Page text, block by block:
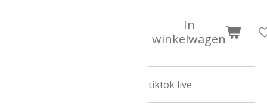
In
winkelwagen
tiktok live